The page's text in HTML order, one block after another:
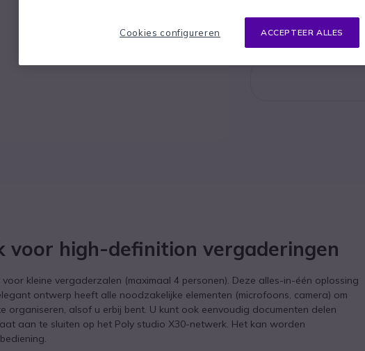
voor high-definition vergaderingen
kleine vergaderzalen (maximaal 4 personen). Deze alles-in-één oplossing
ontwerp heeft alle noodzakelijke elementen (microfoons, camera) om
organiseren, alsof u erbij bent. U kunt ook eenvoudig documenten delen
aan te sluiten op het Poly studio X30-netwerk. Het kan worden
ACCEPTEER ALLES
Cookies configureren